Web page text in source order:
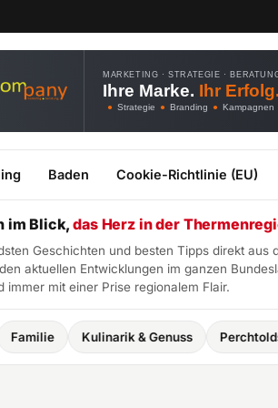
MARKETING · STRATEGIE ·
Ihre Marke. Ihr Erfolg.
● Strategie ● Branding ● Kampagnen
Baden Cookie-Richtlinie (EU)
im Blick,das Herz in der
Geschichten und besten Tipps direkt aus
aktuellen Entwicklungen im ganzen
immer mit einer Prise regionalem Flair.
Kulinarik & Genuss Perchtoldsdorf